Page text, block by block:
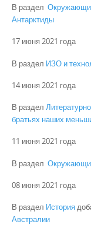
В раздел
Антарктиды
17 июня 2021 года
В раздел ИЗО и
14 июня 2021 года
В раздел
братьях наших
11 июня 2021 года
В раздел
08 июня 2021 года
В раздел История
Австралии